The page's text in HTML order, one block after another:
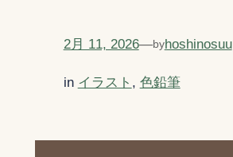
2月 11, 2026—byhoshinosuu
in イラスト , 色鉛筆